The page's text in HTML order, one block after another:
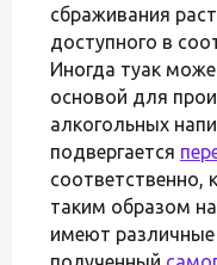
сбраживания
доступного в
Иногда туак
основой для
алкогольных
подвергается
соответственно,
таким образом
имеют различные